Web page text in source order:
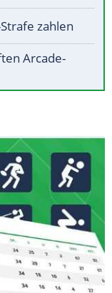
zahlen
Arcade-